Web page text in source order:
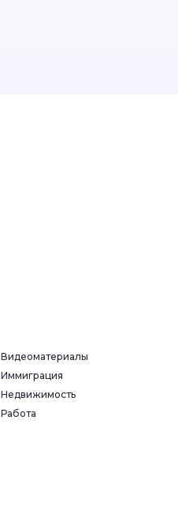
Видеоматериалы
Иммиграция
Недвижимость
Работа